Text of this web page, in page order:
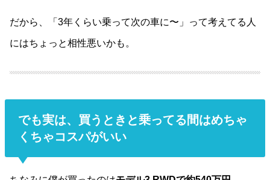
だから、「3年くらい乗って次の車に〜」って考えてる人
にはちょっと相性悪いかも。
でも実は、買うときと乗ってる間はめちゃ
くちゃコスパがいい